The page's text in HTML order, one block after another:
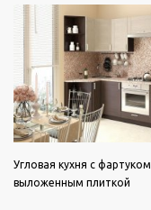
Угловая кухня с фартуком
выложенным плиткой